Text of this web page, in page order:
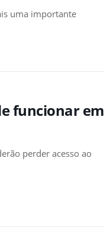
uma importante
funcionar em
perder acesso ao